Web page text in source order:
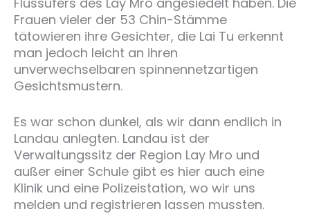
Frauen vieler der 53 Chin-Stämme
tätowieren ihre Gesichter, die Lai Tu erkennt
man jedoch leicht an ihren
unverwechselbaren spinnennetzartigen
Gesichtsmustern.
Es war schon dunkel, als wir dann endlich in
Landau anlegten. Landau ist der
Verwaltungssitz der Region Lay Mro und
außer einer Schule gibt es hier auch eine
Klinik und eine Polizeistation, wo wir uns
melden und registrieren lassen mussten.